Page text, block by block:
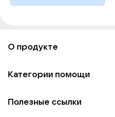
О продукте
Использование материалов
Категории помощи
Полезные ссылки